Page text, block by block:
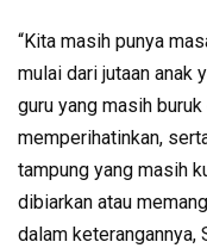
“Kita masih punya
mulai dari jutaan anak
guru yang masih
memperihatinkan,
tampung yang masih
dibiarkan atau
dalam keterangannya,